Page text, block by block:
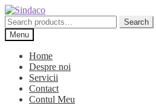
Skip
to
navigation
Skip
to
content
Search
for:
Search
Menu
Home
Despre noi
Servicii
Contact
Contul Meu